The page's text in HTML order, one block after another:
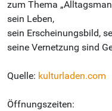
zum Thema
sein Leben,
sein Erscheinungsbild,
seine Vernetzung sind
Quelle: kulturladen.com
Öffnungszeiten: